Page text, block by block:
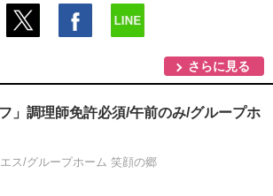
さらに見る
」調理師免許必須/午前のみ/グループホ
ス/グループホーム 笑顔の郷